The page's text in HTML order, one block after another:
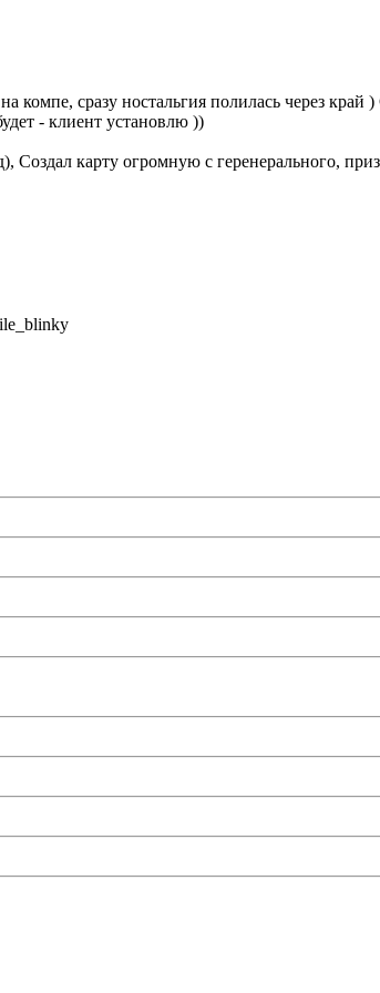
сразу ностальгия полилась через край )
- клиент установлю ))
Создал карту огромную с геренерального,